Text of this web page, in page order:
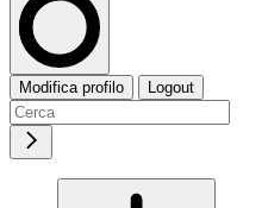
Modifica profilo Logout